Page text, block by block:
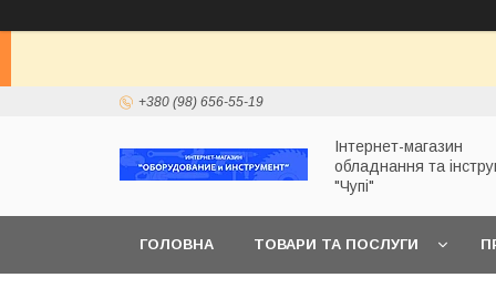
+380 (98) 656-55-19
Інтернет-магазин
обладнання та
"Чупі"
ГОЛОВНА ТОВАРИ ТА ПОСЛУГИ